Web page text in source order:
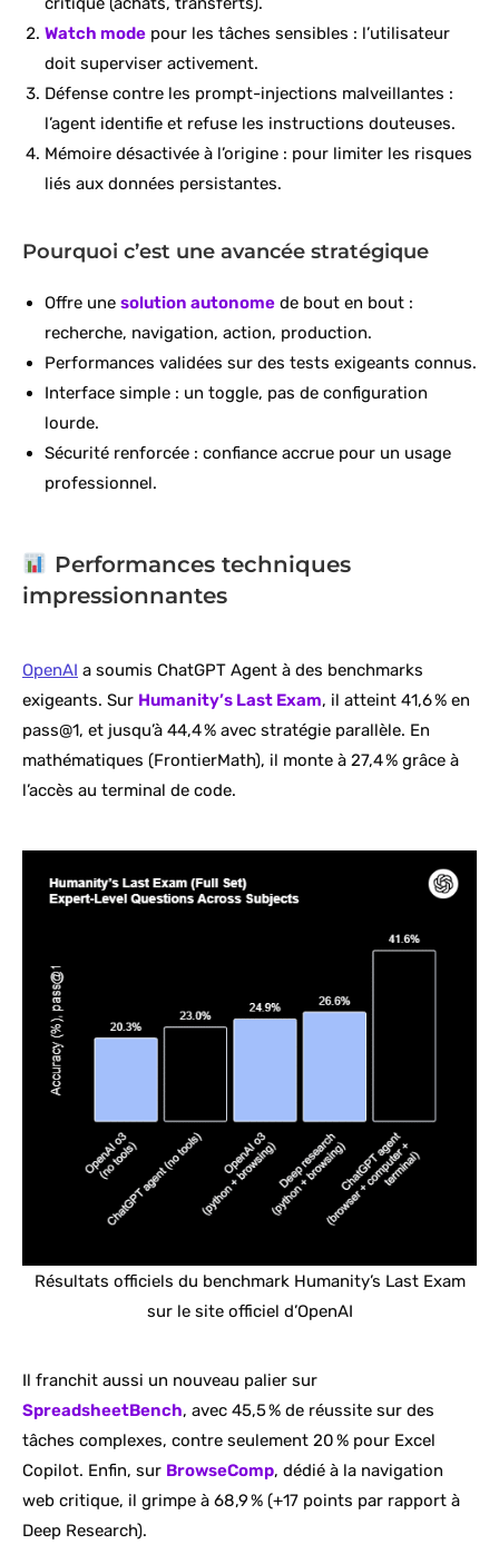
Watch mode pour les tâches sensibles : l’utilisateur
doit superviser activement.
Défense contre les prompt-injections malveillantes :
l’agent identifie et refuse les instructions douteuses.
Mémoire désactivée à l’origine : pour limiter les risques
liés aux données persistantes.
Pourquoi c’est une avancée stratégique
Offre une solution autonome de bout en bout :
recherche, navigation, action, production.
Performances validées sur des tests exigeants connus.
Interface simple : un toggle, pas de configuration
lourde.
Sécurité renforcée : confiance accrue pour un usage
professionnel.
Performances techniques
impressionnantes
OpenAI a soumis ChatGPT Agent à des benchmarks
exigeants. Sur Humanity’s Last Exam, il atteint 41,6 % en
pass@1, et jusqu’à 44,4 % avec stratégie parallèle. En
mathématiques (FrontierMath), il monte à 27,4 % grâce à
l’accès au terminal de code.
Résultats officiels du benchmark Humanity’s Last Exam
sur le site officiel d’OpenAI
Il franchit aussi un nouveau palier sur
SpreadsheetBench, avec 45,5 % de réussite sur des
tâches complexes, contre seulement 20 % pour Excel
Copilot. Enfin, sur BrowseComp, dédié à la navigation
web critique, il grimpe à 68,9 % (+17 points par rapport à
Deep Research).